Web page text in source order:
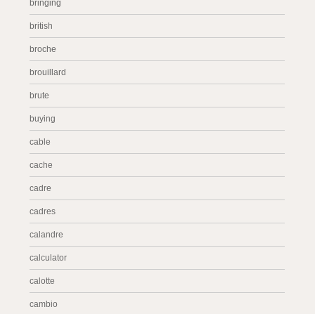
bringing
british
broche
brouillard
brute
buying
cable
cache
cadre
cadres
calandre
calculator
calotte
cambio